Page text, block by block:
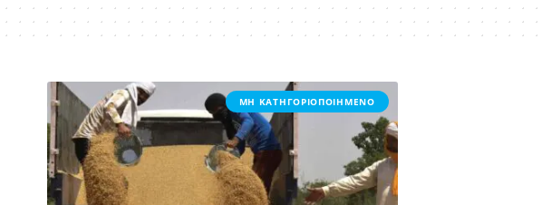
ΜΗ ΚΑΤΗΓΟΡΙΟΠΟΙΗΜΈΝΟ